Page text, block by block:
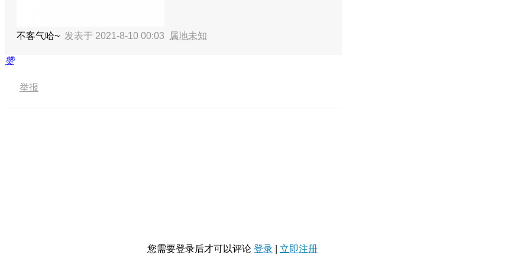
不客气哈~ 发表于 2021-8-10 00:03 属地未知
赞
举报
您需要登录后才可以评论 登录 立即注册